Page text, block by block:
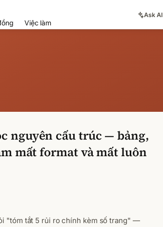
Việc làm
Ask AI
nguyên cấu trúc — bảng,
mất format và mất luôn
"tóm tắt 5 rủi ro chính kèm số trang" —